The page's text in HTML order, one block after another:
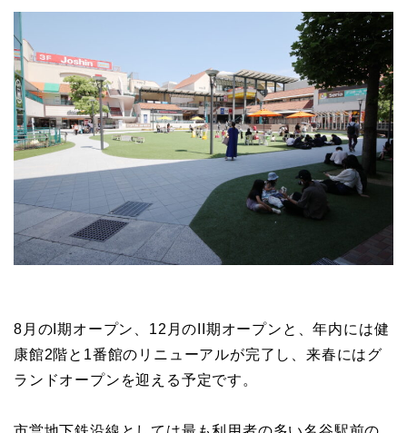
8月のI期オープン、12月のII期オープンと、年内には健
康館2階と1番館のリニューアルが完了し、来春にはグ
ランドオープンを迎える予定です。